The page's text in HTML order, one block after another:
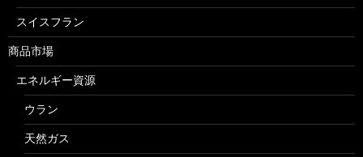
スイスフラン
商品市場
エネルギー資源
ウラン
天然ガス